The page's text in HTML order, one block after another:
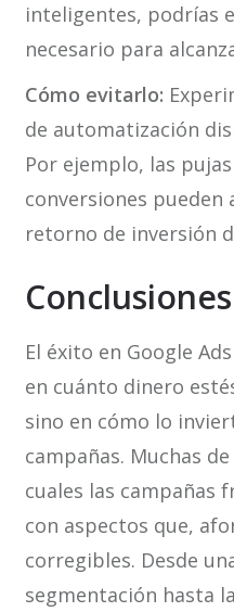
inteligentes, podrías
necesario para
Cómo evitarlo:
de automatización
Por ejemplo, las
conversiones
retorno de inversión
Conclusiones
El éxito en Google
en cuánto dinero
sino en cómo lo
campañas. Muchas
cuales las campañas
con aspectos que,
corregibles. Desde
segmentación hasta